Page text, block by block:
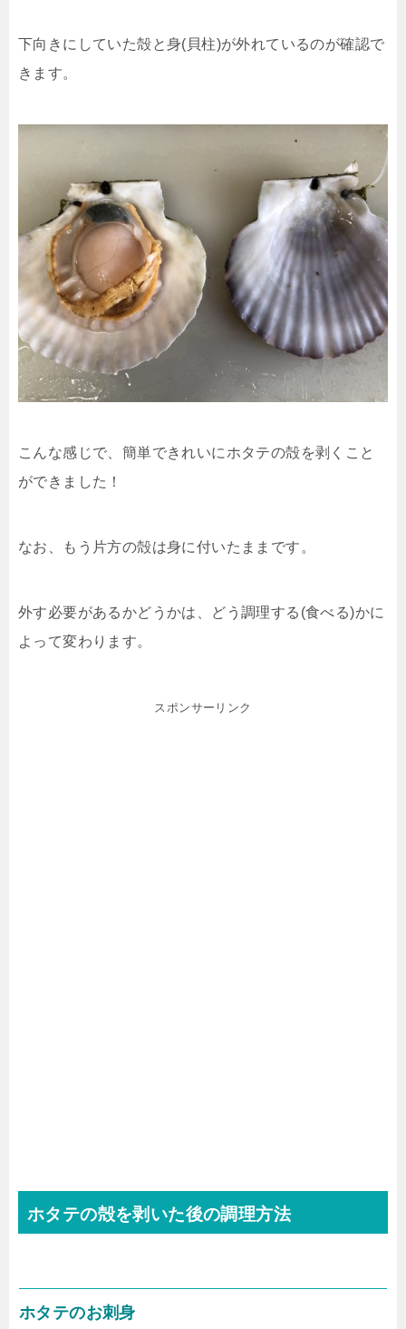
下向きにしていた殻と身(貝柱)が外れているのが確認で
きます。
こんな感じで、簡単できれいにホタテの殻を剥くこと
ができました！
なお、もう片方の殻は身に付いたままです。
外す必要があるかどうかは、どう調理する(食べる)かに
よって変わります。
スポンサーリンク
ホタテの殻を剥いた後の調理方法
ホタテのお刺身